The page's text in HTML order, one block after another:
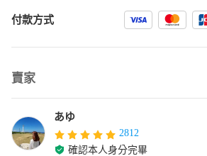
付款方式
賣家
あゆ
2812
確認本人身分完畢